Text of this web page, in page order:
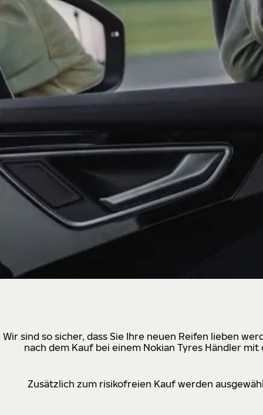
Wir sind so sicher, dass Sie Ihre neuen Reifen lieben
nach dem Kauf bei einem Nokian Tyres Händler
Zusätzlich zum risikofreien Kauf werden